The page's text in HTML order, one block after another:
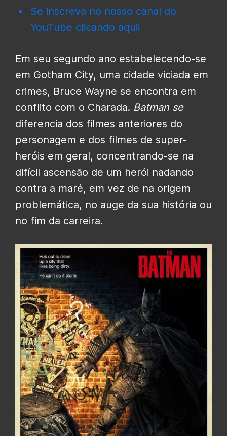
Se inscreva no nosso canal do
YouTube clicando aqui!
Em seu segundo ano estabelecendo-se
em Gotham City, uma cidade viciada em
crimes, Bruce Wayne se encontra em
conflito com o Charada. Batman se
diferencia dos filmes anteriores do
personagem e dos filmes de super-
heróis em geral, concentrando-se na
difícil ascensão de um herói nadando
contra a maré, em vez de na origem
problemática, no auge da sua história ou
no fim da carreira.